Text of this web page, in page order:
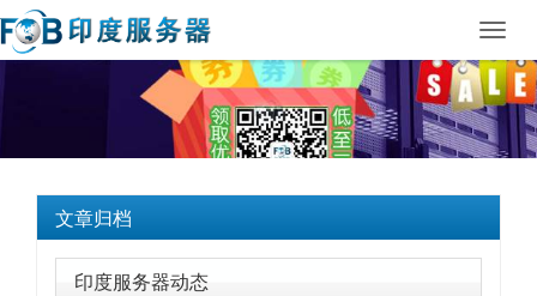
文章归档
印度服务器动态